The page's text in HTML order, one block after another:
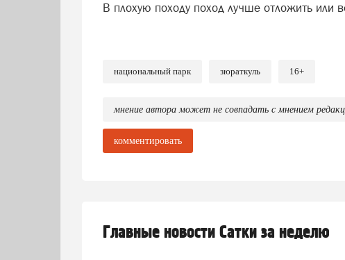
В плохую походу поход лучше отложить или
национальный парк зюраткуль 16+
мнение автора может не совпадать с мнением
комментировать
Главные новости Сатки за неделю